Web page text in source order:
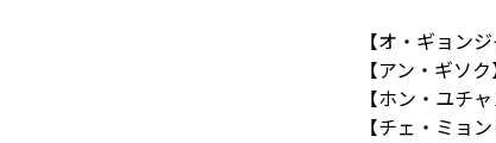
【オ・ギョン
【アン・ギソ
【ホン・ユチ
【チェ・ミョ